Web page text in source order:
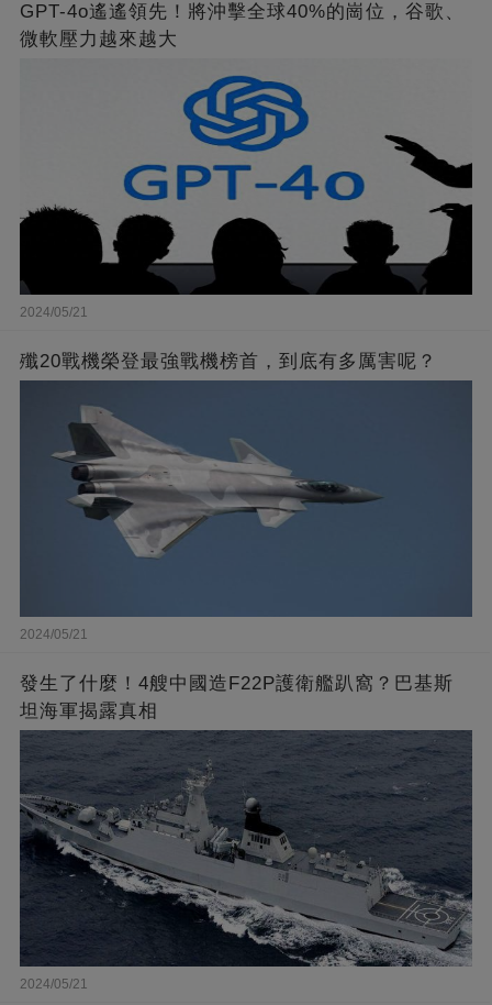
GPT-4o遙遙領先！將沖擊全球40%的崗位，谷歌、
微軟壓力越來越大
2024/05/21
殲20戰機榮登最強戰機榜首，到底有多厲害呢？
2024/05/21
發生了什麼！4艘中國造F22P護衛艦趴窩？巴基斯
坦海軍揭露真相
2024/05/21